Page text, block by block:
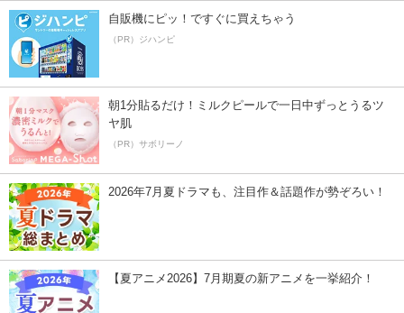
自販機にピッ！ですぐに買えちゃう
（PR）ジハンピ
朝1分貼るだけ！ミルクピールで一日中ずっとうるツ
ヤ肌
（PR）サボリーノ
2026年7月夏ドラマも、注目作＆話題作が勢ぞろい！
【夏アニメ2026】7月期夏の新アニメを一挙紹介！